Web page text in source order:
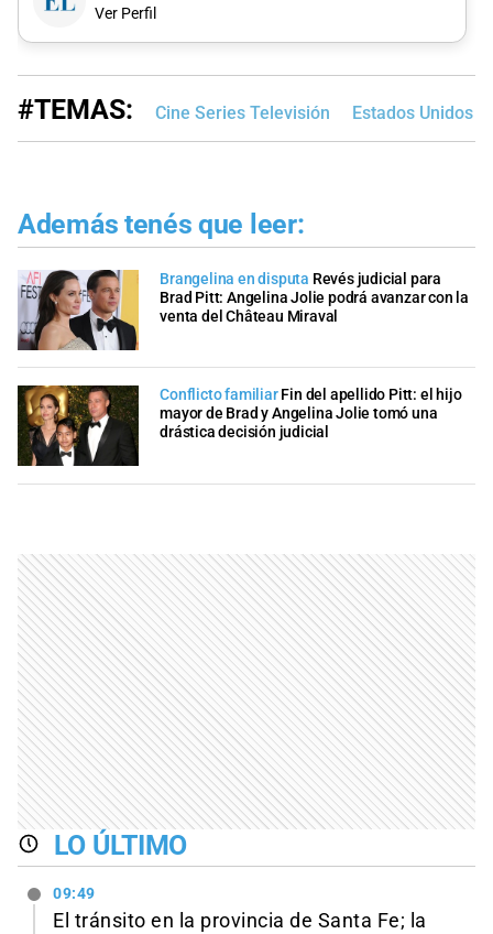
Ver Perfil
#TEMAS: Cine Series Televisión Estados Unidos
Además tenés que leer:
Brangelina en disputa Revés judicial para
Brad Pitt: Angelina Jolie podrá avanzar con la
venta del Château Miraval
Conflicto familiar Fin del apellido Pitt: el hijo
mayor de Brad y Angelina Jolie tomó una
drástica decisión judicial
LO ÚLTIMO
09:49
El tránsito en la provincia de Santa Fe; la